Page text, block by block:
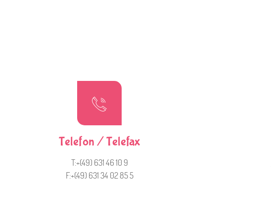
Telefon / Telefax
T:+(49) 631 46 10 9
F:+(49) 631 34 02 85 5